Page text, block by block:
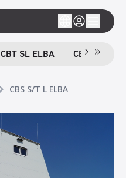
CBT SL ELBA CBT TB
CBS S/T L ELBA